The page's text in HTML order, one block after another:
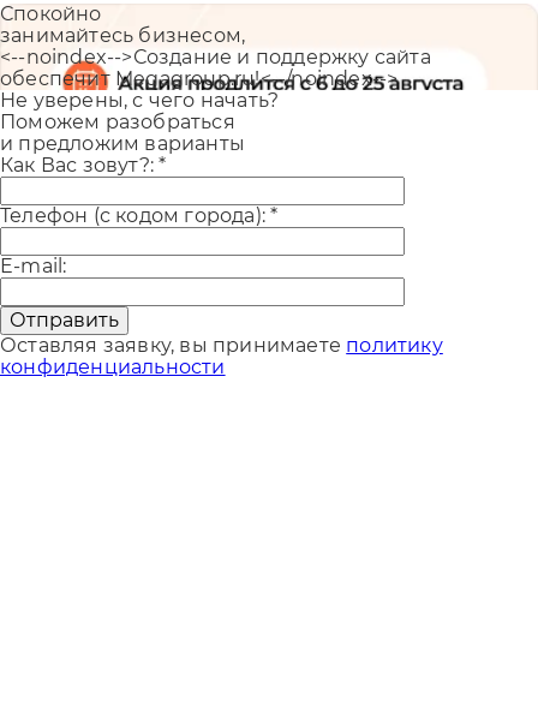
Спокойно
занимайтесь бизнесом,
<--noindex-->Создание и поддержку сайта
обеспечит Megagroup.ru!<--/noindex-->
Не уверены, с чего начать?
Поможем разобраться
и предложим варианты
Как Вас зовут?:*
Телефон (с кодом города):*
E-mail:
Отправить
Оставляя заявку, вы принимаете политику
конфиденциальности